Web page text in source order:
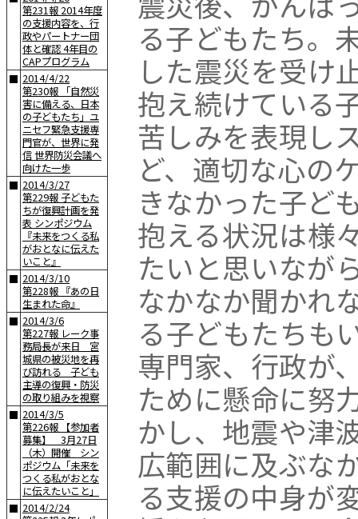
第231報 2014年度
の支援内容を、行
政やパートナー団
体と確認 4年目の
CAPプログラム
■ 2014/4/22
第230報 「自然災
害に備える、日本
の子どもたち」ユ
ニセフ緊急支援専
門官が、世界に発
信 世界防災会議へ
向けた一歩
■ 2014/3/27
第229報 子どもた
ちが復興計画を発
表 シンポジウム
『未来をつくる私
がおとなに伝えた
いこと』
■ 2014/3/10
第228報 『あの日
生まれた命』
■ 2014/3/6
第227報 レーク事
務局長が来日 宮
城県の被災地を再
び訪れる 子ども
主導の復興・防災
の取り組みを視察
■ 2014/3/5
第226報 【参加者
募集】 3月27日
（木）開催 シン
ポジウム「未来を
つくる私がおとな
に伝えたいこと」
■ 2014/2/24
る子どもたち。
した震災を受け
抱え続けている
苦しみを表現し
ど、適切な心の
きなかった子ど
抱える状況は様
たいと思いなが
なかなか聞かれ
る子どもたちも
専門家、行政が
ために懸命に努
かし、地震や津
広範囲に及ぶな
る支援の中身が